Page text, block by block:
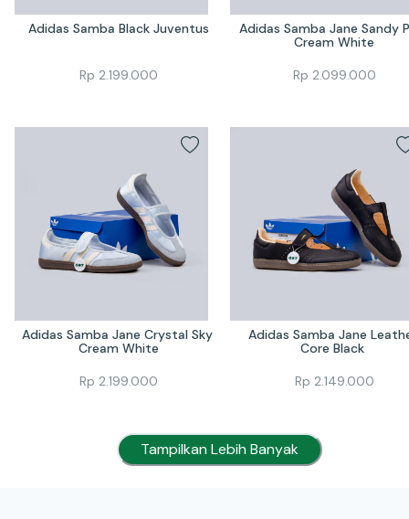
Adidas Samba Black Juventus
Rp 2.199.000
Adidas Samba Jane Sandy
Cream White
Rp 2.099.000
Adidas Samba Jane Crystal Sky
Cream White
Rp 2.199.000
Adidas Samba Jane
Core Black
Rp 2.149.000
Tampilkan Lebih Banyak